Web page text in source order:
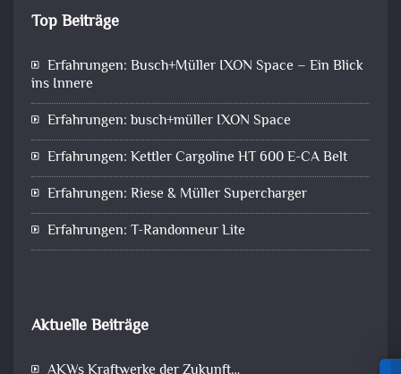
Top Beiträge
Erfahrungen: Busch+Müller IXON Space – Ein Blick
ins Innere
Erfahrungen: busch+müller IXON Space
Erfahrungen: Kettler Cargoline HT 600 E-CA Belt
Erfahrungen: Riese & Müller Supercharger
Erfahrungen: T-Randonneur Lite
Aktuelle Beiträge